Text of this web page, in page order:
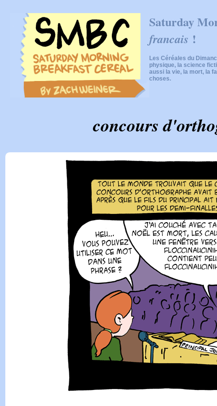
Saturday
francais !
Les Céréales du
physique, la science
aussi la vie, la mort, la
choses.
concours